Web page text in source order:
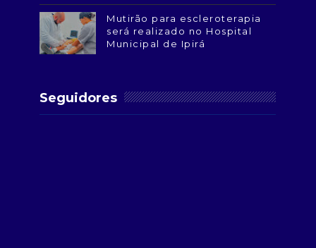
Mutirão para escleroterapia
será realizado no Hospital
Municipal de Ipirá
Seguidores